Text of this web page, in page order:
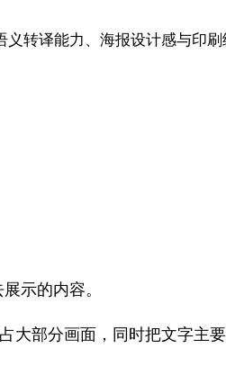
转译能力、海报设计感与印刷
示的内容。
大部分画面，同时把文字主